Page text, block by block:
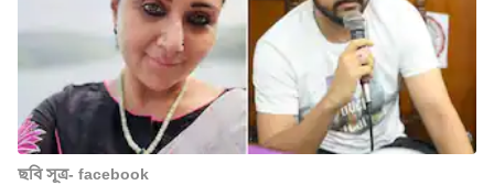
ছবি সূত্র- facebook